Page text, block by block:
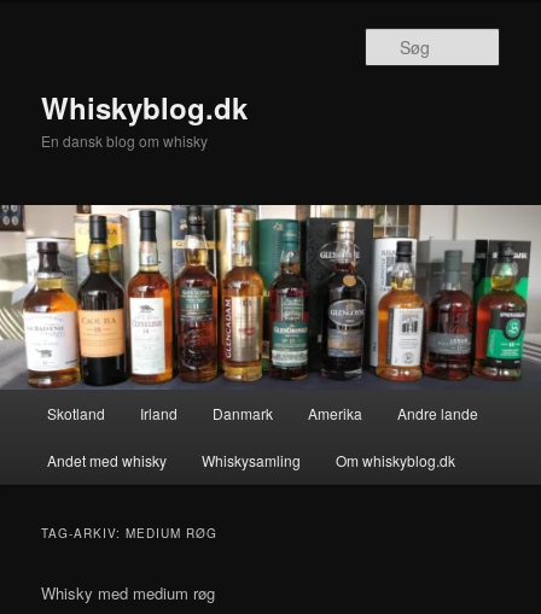
Whiskyblog.dk
En dansk blog om whisky
Skotland Irland Danmark Amerika Andre lande
Andet med whisky Whiskysamling Om whiskyblog.dk
TAG-ARKIV:MEDIUM RØG
Whisky med medium røg